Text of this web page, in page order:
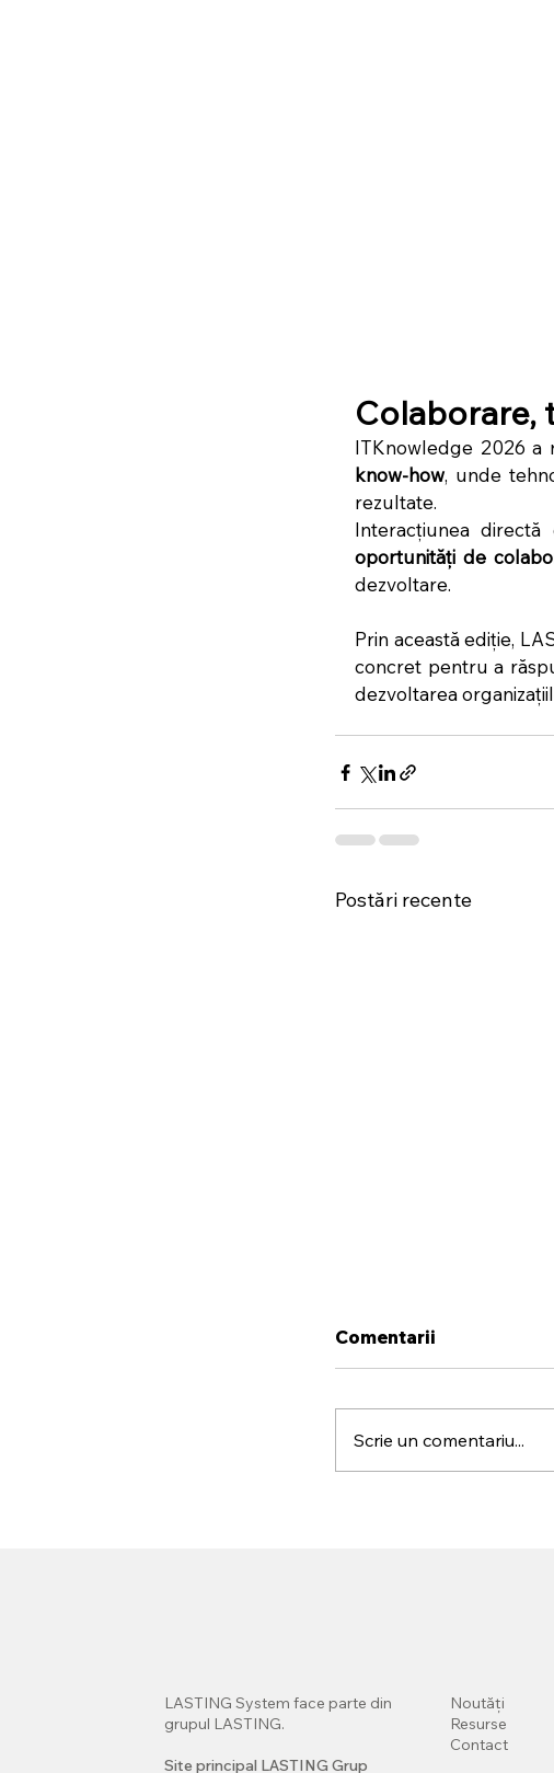
Colaborare,
ITKnowledge 2026 a
know-how, unde
rezultate.
Interacțiunea
oportunități de
dezvoltare.
Prin această ediție,
concret pentru a
dezvoltarea
Postări recente
Comentarii
Scrie un comentariu...
LASTING System face parte din
grupul LASTING.
Site principal LASTING Grup
Noutăți
Resurse
Contact